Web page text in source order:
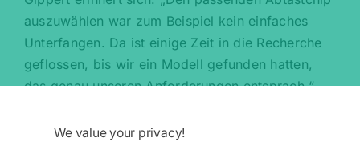
auszuwählen war zum Beispiel kein einfaches
Unterfangen. Da ist einige Zeit in die Recherche
geflossen, bis wir ein Modell gefunden hatten,
das genau unseren Anforderungen entsprach.“
verringerten Jitter, eine höhere Auflösung und
We value your privacy!